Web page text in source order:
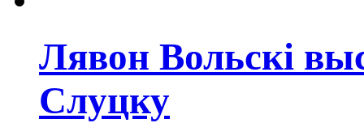
Лявон Вольскі
Слуцку